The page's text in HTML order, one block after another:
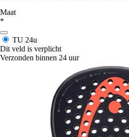
Maat
*
TU 24u
Dit veld is verplicht
Verzonden binnen 24 uur